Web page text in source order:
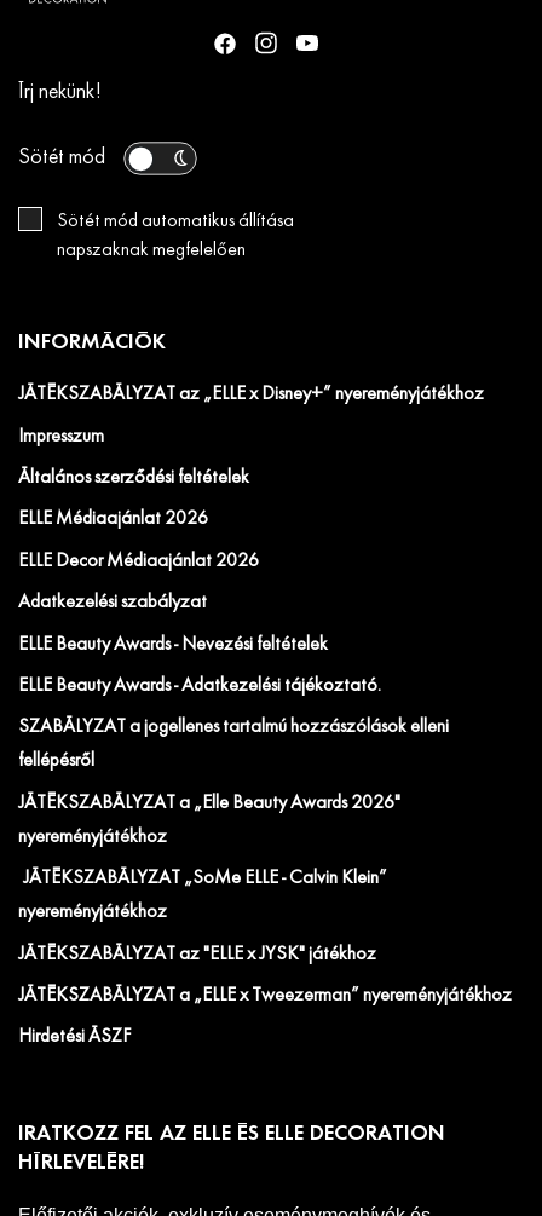
Írj nekünk!
Sötét mód
Sötét mód automatikus állítása
napszaknak megfelelően
INFORMÁCIÓK
JÁTÉKSZABÁLYZAT az „ELLE x Disney+” nyereményjátékhoz
Impresszum
Általános szerződési feltételek
ELLE Médiaajánlat 2026
ELLE Decor Médiaajánlat 2026
Adatkezelési szabályzat
ELLE Beauty Awards - Nevezési feltételek
ELLE Beauty Awards - Adatkezelési tájékoztató.
SZABÁLYZAT a jogellenes tartalmú hozzászólások elleni
fellépésről
JÁTÉKSZABÁLYZAT a „Elle Beauty Awards 2026"
nyereményjátékhoz
JÁTÉKSZABÁLYZAT „SoMe ELLE - Calvin Klein”
nyereményjátékhoz
JÁTÉKSZABÁLYZAT az "ELLE x JYSK" játékhoz
JÁTÉKSZABÁLYZAT a „ELLE x Tweezerman” nyereményjátékhoz
Hirdetési ÁSZF
IRATKOZZ FEL AZ ELLE ÉS ELLE DECORATION
HÍRLEVELÉRE!